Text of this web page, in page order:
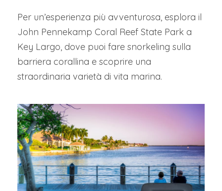
Per un’esperienza più avventurosa, esplora il
John Pennekamp Coral Reef State Park a
Key Largo, dove puoi fare snorkeling sulla
barriera corallina e scoprire una
straordinaria varietà di vita marina.